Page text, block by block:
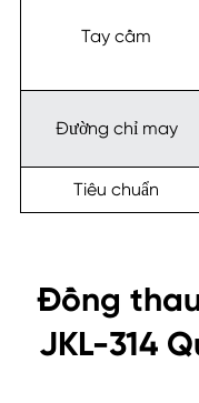
Tay cầm
Đường chỉ may
Tiêu chuẩn
Đồng
JKL-314